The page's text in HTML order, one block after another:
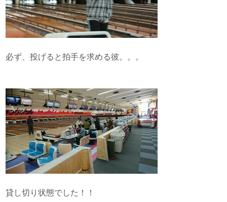
必ず、投げると拍手を求める彼。。。
貸し切り状態でした！！